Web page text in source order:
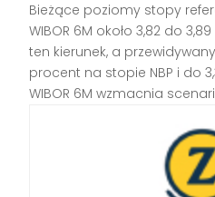
Bieżące poziomy stopy
WIBOR 6M około 3,82 do
ten kierunek, a
procent na stopie NBP i do
WIBOR 6M wzmacnia